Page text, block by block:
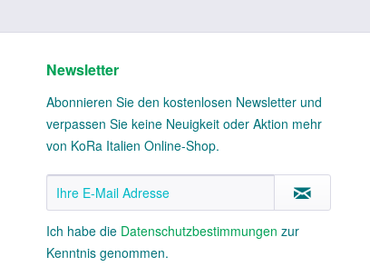
Newsletter
Abonnieren Sie den kostenlosen Newsletter und
verpassen Sie keine Neuigkeit oder Aktion mehr
von KoRa Italien Online-Shop.
Ich habe die Datenschutzbestimmungen zur
Kenntnis genommen.